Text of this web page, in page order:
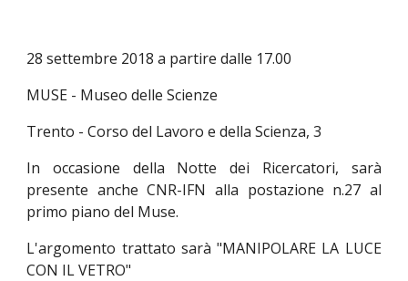
28 settembre 2018 a partire dalle 17.00
MUSE - Museo delle Scienze
Trento - Corso del Lavoro e della Scienza, 3
In occasione della Notte dei Ricercatori, sarà
presente anche CNR-IFN alla postazione n.27 al
primo piano del Muse.
L'argomento trattato sarà "MANIPOLARE LA LUCE
CON IL VETRO"